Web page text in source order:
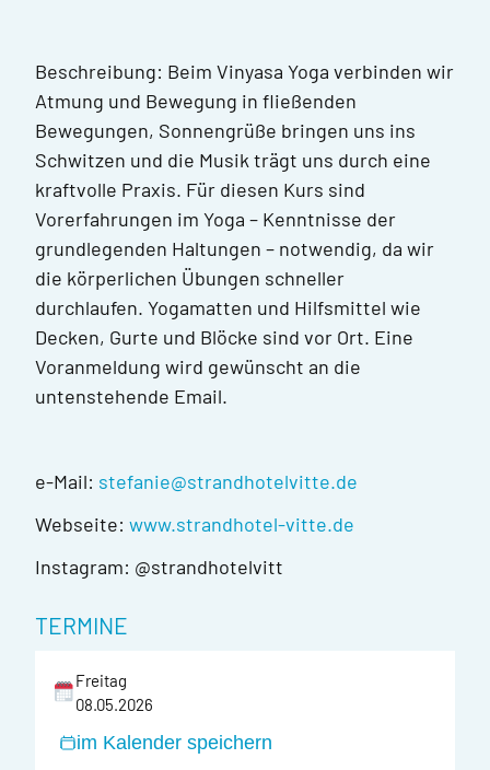
Beschreibung: Beim Vinyasa Yoga verbinden wir
Atmung und Bewegung in fließenden
Bewegungen, Sonnengrüße bringen uns ins
Schwitzen und die Musik trägt uns durch eine
kraftvolle Praxis. Für diesen Kurs sind
Vorerfahrungen im Yoga – Kenntnisse der
grundlegenden Haltungen – notwendig, da wir
die körperlichen Übungen schneller
durchlaufen. Yogamatten und Hilfsmittel wie
Decken, Gurte und Blöcke sind vor Ort. Eine
Voranmeldung wird gewünscht an die
untenstehende Email.
e-Mail: stefanie@strandhotelvitte.de
Webseite: www.strandhotel-vitte.de
Instagram: @strandhotelvitt
TERMINE
Freitag
08.05.2026
im Kalender speichern